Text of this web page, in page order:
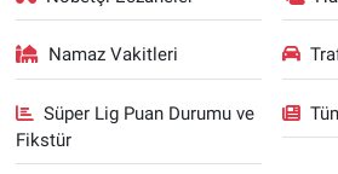
Namaz Vakitleri
Süper Lig Puan Durumu ve
Fikstür